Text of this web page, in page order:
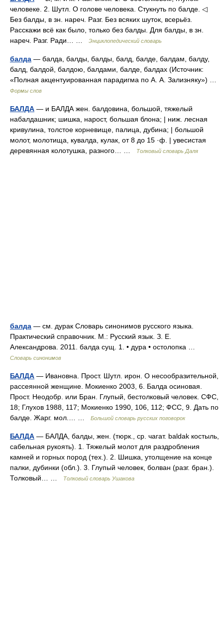
человеке. 2. Шутл. О голове человека. Стукнуть по балде. ◁
Без балды, в зн. нареч. Разг. Без всяких шуток, всерьёз.
Расскажи всё как было, только без балды. Для балды, в зн.
нареч. Разг. Ради… …
Энциклопедический словарь
балда — балда, балды, балды, балд, балде, балдам, балду,
балд, балдой, балдою, балдами, балде, балдах (Источник:
«Полная акцентуированная парадигма по А. А. Зализняку») …
Формы слов
БАЛДА — и БАЛДА жен. балдовина, большой, тяжелый
набалдашник; шишка, нарост, большая блона; | ниж. лесная
кривулина, толстое корневище, палица, дубина; | большой
молот, молотища, кувалда, кулак, от 8 до 15 ·ф. | увесистая
деревянная колотушка, разного… …
Толковый словарь Даля
балда — см. дурак Словарь синонимов русского языка.
Практический справочник. М.: Русский язык. З. Е.
Александрова. 2011. балда сущ. 1. • дура • остолопка …
Словарь синонимов
БАЛДА — Ивановна. Прост. Шутл. ирон. О несообразительной,
рассеянной женщине. Мокиенко 2003, 6. Балда осиновая.
Прост. Неодобр. или Бран. Глупый, бестолковый человек. СФС,
18; Глухов 1988, 117; Мокиенко 1990, 106, 112; ФСС, 9. Дать по
балде. Жарг. мол.… …
Большой словарь русских поговорок
БАЛДА — БАЛДА, балды, жен. (тюрк., ср. чагат. baldak костыль,
сабельная рукоять). 1. Тяжелый молот для раздробления
камней и горных пород (тех.). 2. Шишка, утолщение на конце
палки, дубинки (обл.). 3. Глупый человек, болван (разг. бран.).
Толковый… …
Толковый словарь Ушакова